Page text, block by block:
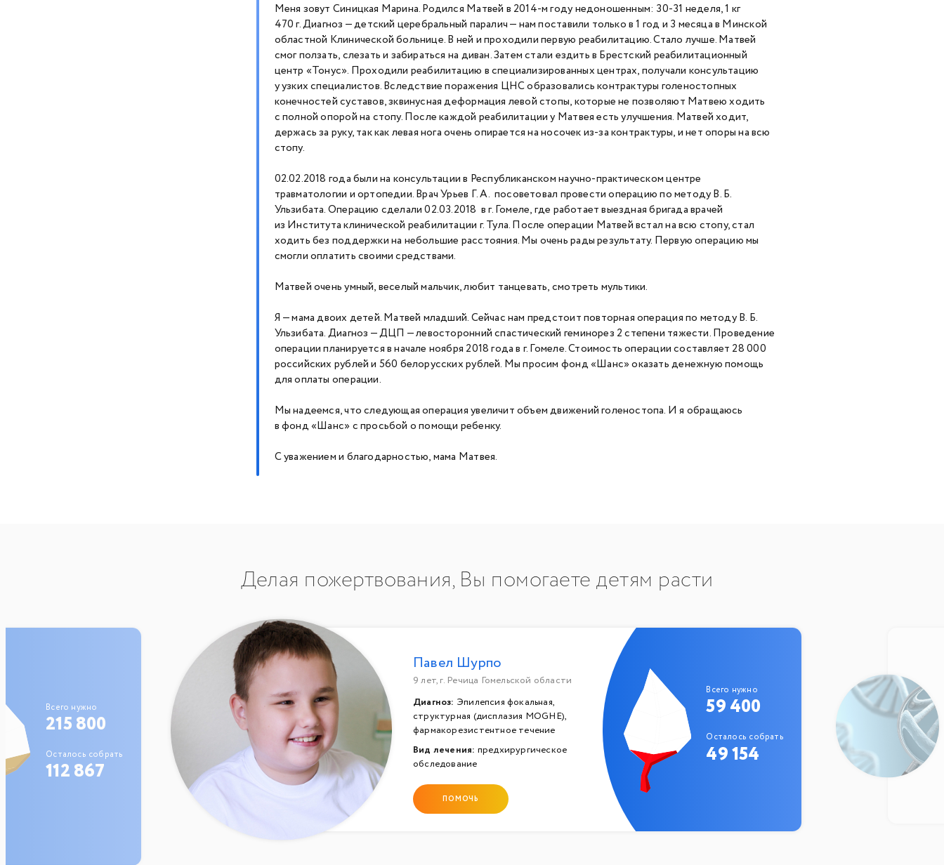
Меня зовут Синицкая Марина. Родился Матвей в 2014-м году недоношенным: 30-31 неделя, 1 кг
470 г. Диагноз — детский церебральный паралич — нам поставили только в 1 год и 3 месяца в Минской
областной Клинической больнице. В ней и проходили первую реабилитацию. Стало лучше. Матвей
смог ползать, слезать и забираться на диван. Затем стали ездить в Брестский реабилитационный
центр «Тонус». Проходили реабилитацию в специализированных центрах, получали консультацию
у узких специалистов. Вследствие поражения ЦНС образовались контрактуры голеностопных
конечностей суставов, зквинусная деформация левой стопы, которые не позволяют Матвею ходить
с полной опорой на стопу. После каждой реабилитации у Матвея есть улучшения. Матвей ходит,
держась за руку, так как левая нога очень опирается на носочек из-за контрактуры, и нет опоры на всю
стопу.
02.02.2018 года были на консультации в Республиканском научно-практическом центре
травматологии и ортопедии. Врач Урьев Г. А. посоветовал провести операцию по методу В. Б.
Ульзибата. Операцию сделали 02.03.2018 в г. Гомеле, где работает выездная бригада врачей
из Института клинической реабилитации г. Тула. После операции Матвей встал на всю стопу, стал
ходить без поддержки на небольшие расстояния. Мы очень рады результату. Первую операцию мы
смогли оплатить своими средствами.
Матвей очень умный, веселый мальчик, любит танцевать, смотреть мультики.
Я — мама двоих детей. Матвей младший. Сейчас нам предстоит повторная операция по методу В. Б.
Ульзибата. Диагноз — ДЦП — левосторонний спастический геминорез 2 степени тяжести. Проведение
операции планируется в начале ноября 2018 года в г. Гомеле. Стоимость операции составляет 28 000
российских рублей и 560 белорусских рублей. Мы просим фонд «Шанс» оказать денежную помощь
для оплаты операции.
Мы надеемся, что следующая операция увеличит объем движений голеностопа. И я обращаюсь
в фонд «Шанс» с просьбой о помощи ребенку.
С уважением и благодарностью, мама Матвея.
Делая пожертвования, Вы помогаете детям расти
Всего нужно
215 800
Осталось собрать
112 867
Павел Шурпо
9 лет, г. Речица Гомельской области
Диагноз: Эпилепсия фокальная,
структурная (дисплазия MOGHE),
фармакорезистентное течение
Вид лечения: предхирургическое
обследование
ПОМОЧЬ
Всего нужно
59 400
Осталось собрать
49 154